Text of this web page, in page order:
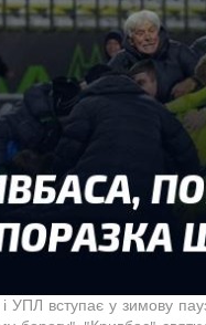
УПЛ вступає у зимову